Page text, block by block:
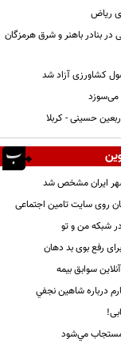
در بنادر باهنر و شرق هرمزگان
می‌سوزد
حسینی - کربلا
ایران مشخص شد
روی سایت تامین اجتماعی
شبکه من و تو
سوابق بیمه
درباره شاهين نجفي
مي‌شود